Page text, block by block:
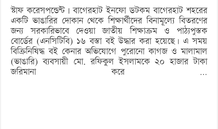
দোকানে
স্টাফ করেসপন্ডেন্ট | বাগেরহাট ইনফো ডটকম বাগেরহাট শহরের
একটি ভাঙারির দোকান থেকে শিক্ষার্থীদের বিনামূল্যে বিতরণের
জন্য সরকারিভাবে দেওয়া জাতীয় শিক্ষাক্রম ও পাঠ্যপুস্তক
বোর্ডের (এনসিটিবি) ১৬ বস্তা বই উদ্ধার করা হয়েছে। এ সময়
বিক্রিনিষিদ্ধ বই কেনার অভিযোগে পুরোনো কাগজ ও মালামাল
(ভাঙারি) ব্যবসায়ী মো. রফিকুল ইসলামকে ২০ হাজার টাকা
জরিমানা করে …